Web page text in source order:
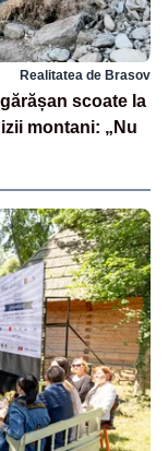
Realitatea de Brasov
scoate la
montani: „Nu